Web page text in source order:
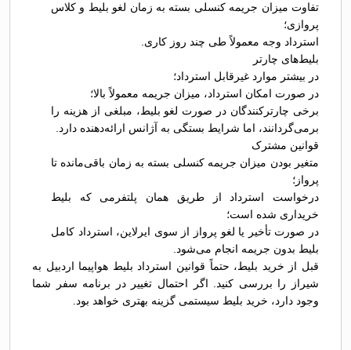
تفاوت میزان جریمه کنسلی بسته به زمان لغو بلیط و کلاس
پروازی؛
استرداد وجه معمولاً طی چند روز کاری.
بلیط‌های چارتر
در بیشتر موارد غیرقابل استرداد؛
در صورت امکان استرداد، میزان جریمه معمولاً بالا؛
برخی چارترکنندگان در صورت لغو بلیط، مبلغی از هزینه را
برمی‌گردانند، اما شرایط بستگی به آژانس ارائه‌دهنده دارد.
قوانین مشترک
متغیر بودن میزان جریمه کنسلی بسته به زمان باقی‌مانده تا
پرواز؛
درخواست استرداد از طریق همان پلتفرمی که بلیط
خریداری شده است؛
در صورت تأخیر یا لغو پرواز از سوی ایرلاین، استرداد کامل
بلیط بدون جریمه انجام می‌شود.
قبل از خرید بلیط، حتماً قوانین استرداد بلیط هواپیما اردبیل به
شیراز را بررسی کنید. اگر احتمال تغییر در برنامه سفر شما
وجود دارد، خرید بلیط سیستمی گزینه بهتری خواهد بود.